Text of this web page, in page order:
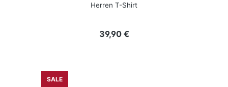
Herren T-Shirt
Regulärer Preis:
39,90 €
SALE